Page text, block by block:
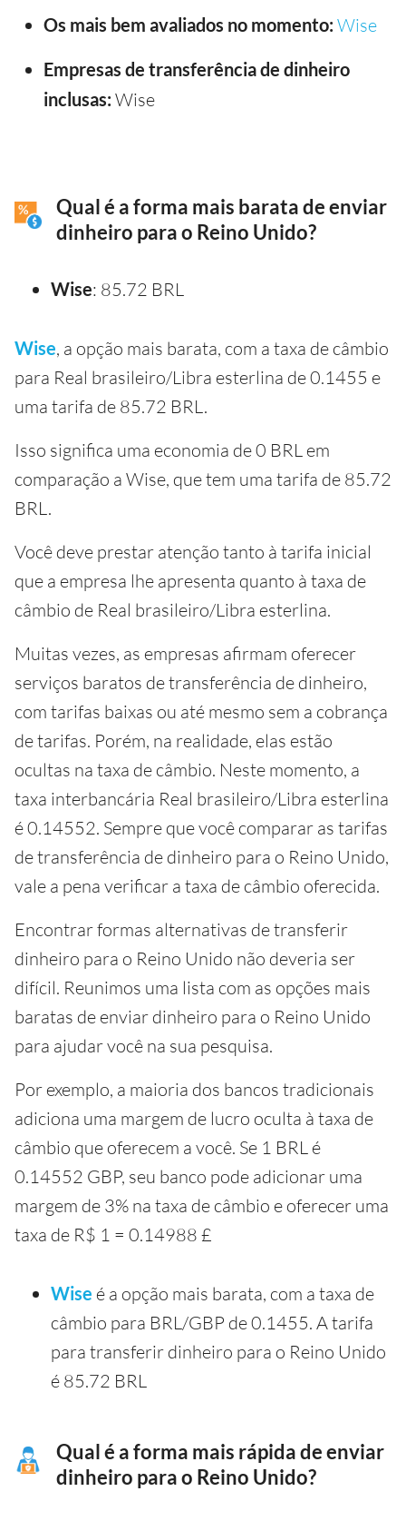
Os mais bem avaliados no momento: Wise
Empresas de transferência de dinheiro
inclusas: Wise
Qual é a forma mais barata de enviar
dinheiro para o Reino Unido?
Wise: 85.72 BRL
Wise, a opção mais barata, com a taxa de câmbio
para Real brasileiro/Libra esterlina de 0.1455 e
uma tarifa de 85.72 BRL.
Isso significa uma economia de 0 BRL em
comparação a Wise, que tem uma tarifa de 85.72
BRL.
Você deve prestar atenção tanto à tarifa inicial
que a empresa lhe apresenta quanto à taxa de
câmbio de Real brasileiro/Libra esterlina.
Muitas vezes, as empresas afirmam oferecer
serviços baratos de transferência de dinheiro,
com tarifas baixas ou até mesmo sem a cobrança
de tarifas. Porém, na realidade, elas estão
ocultas na taxa de câmbio. Neste momento, a
taxa interbancária Real brasileiro/Libra esterlina
é 0.14552. Sempre que você comparar as tarifas
de transferência de dinheiro para o Reino Unido,
vale a pena verificar a taxa de câmbio oferecida.
Encontrar formas alternativas de transferir
dinheiro para o Reino Unido não deveria ser
difícil. Reunimos uma lista com as opções mais
baratas de enviar dinheiro para o Reino Unido
para ajudar você na sua pesquisa.
Por exemplo, a maioria dos bancos tradicionais
adiciona uma margem de lucro oculta à taxa de
câmbio que oferecem a você. Se 1 BRL é
0.14552 GBP, seu banco pode adicionar uma
margem de 3% na taxa de câmbio e oferecer uma
taxa de R$ 1 = 0.14988 £
Wise é a opção mais barata, com a taxa de
câmbio para BRL/GBP de 0.1455. A tarifa
para transferir dinheiro para o Reino Unido
é 85.72 BRL
Qual é a forma mais rápida de enviar
dinheiro para o Reino Unido?